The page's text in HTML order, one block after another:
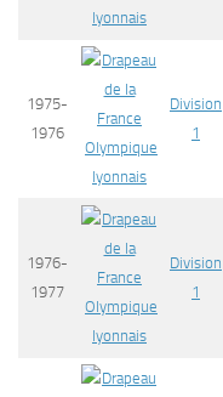
lyonnais
1975-
1976
Olympique
lyonnais
Division
1
1976-
1977
Olympique
lyonnais
Division
1